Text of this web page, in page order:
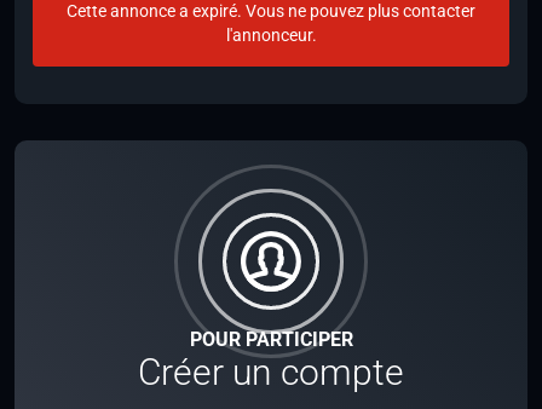
POUR PARTICIPER
Créer un compte
Cette annonce a expiré. Vous ne pouvez plus contacter
l'annonceur.